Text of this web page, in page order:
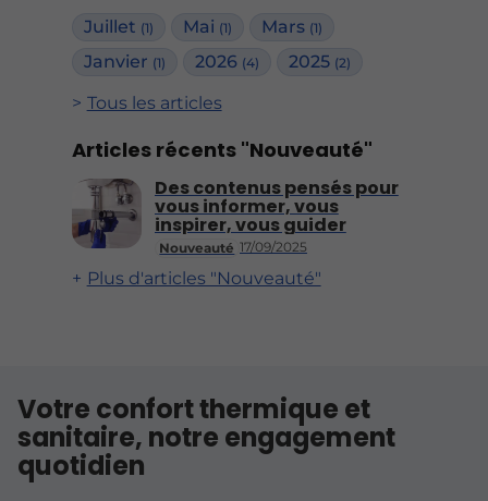
Juillet (1) Mai (1) Mars (1)
Janvier (1) 2026 (4) 2025 (2)
Tous les articles
Articles récents "Nouveauté"
Nouveauté 17/09/2025
Des contenus pensés pour
vous informer, vous
inspirer, vous guider
Plus d'articles "Nouveauté"
Votre confort thermique et
sanitaire, notre engagement
quotidien